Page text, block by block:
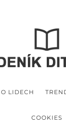
O LIDECH
COOKIES